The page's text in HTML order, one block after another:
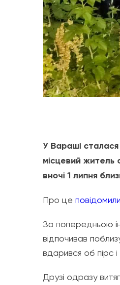
У Вараші сталася
місцевий житель
вночі 1 липня
Про це повідомили
За попередньою
відпочивав
вдарився об пірс
Друзі одразу